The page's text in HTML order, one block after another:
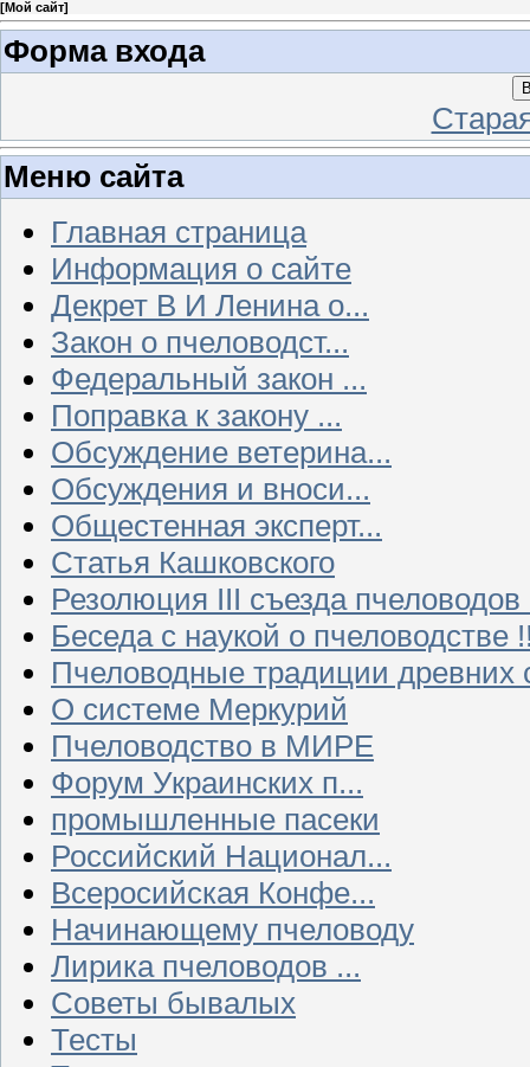
[Мой сайт]
Форма входа
Меню сайта
Главная страница
Информация о сайте
Декрет В И Ленина о...
Закон о пчеловодст...
Федеральный закон ...
Поправка к закону ...
Обсуждение ветерина...
Обсуждения и вноси...
Общестенная эксперт...
Статья Кашковского
Резолюция III съезда
Беседа с наукой о пчеловодстве
Пчеловодные традиции древних
О системе Меркурий
Пчеловодство в МИРЕ
Форум Украинских п...
промышленные пасеки
Российский Национал...
Всеросийская Конфе...
Начинающему пчеловоду
Лирика пчеловодов ...
Советы бывалых
Тесты